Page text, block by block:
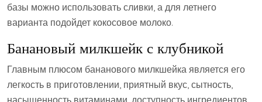
базы можно использовать сливки, а для летнего
варианта подойдет кокосовое молоко.
Банановый милкшейк с клубникой
Главным плюсом бананового милкшейка является его
легкость в приготовлении, приятный вкус, сытность,
насыщенность витаминами, доступность ингредиентов.